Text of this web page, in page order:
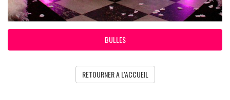
BULLES
RETOURNER A L'ACCUEIL